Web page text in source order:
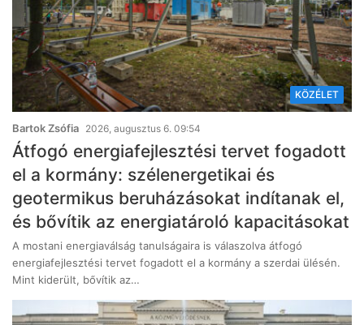
KÖZÉLET
Bartok Zsófia 2026, augusztus 6. 09:54
Átfogó energiafejlesztési tervet fogadott
el a kormány: szélenergetikai és
geotermikus beruházásokat indítanak el,
és bővítik az energiatároló kapacitásokat
A mostani energiaválság tanulságaira is válaszolva átfogó
energiafejlesztési tervet fogadott el a kormány a szerdai ülésén.
Mint kiderült, bővítik az…